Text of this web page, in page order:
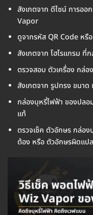
สังเกตจาก ดีไซน์ การอ
Vapor
ดูจากรหัส QR Code หรื
สังเกตจาก โฮโรแกรม ที่
ตรวจสอบ ตัวเครื่อง กล่
สังเกตจาก รูปทรง ขนา
กล่องบุหรี่ไฟฟ้า ของปลอ
แท้
ตรวจเช็ค ตัวอักษร กล่อ
ต้อง หรือ ตัวอักษรผิดแป